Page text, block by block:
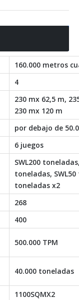
160.000 metros
4
230 mx 62,5 m,
230 mx 120 m
por debajo de
6 juegos
SWL200
toneladas,
toneladas x2
268
400
500.000 TPM
40.000 toneladas
1100SQMX2